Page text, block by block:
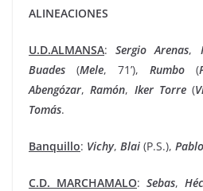
ALINEACIONES
U.D.ALMANSA:Sergio Arenas,
Buades (Mele, 71’), Rumbo (
Abengózar,Ramón, Iker Torre(
Tomás.
Banquillo: Vichy, Blai (P.S.), Pablo
C.D. MARCHAMALO: Sebas,